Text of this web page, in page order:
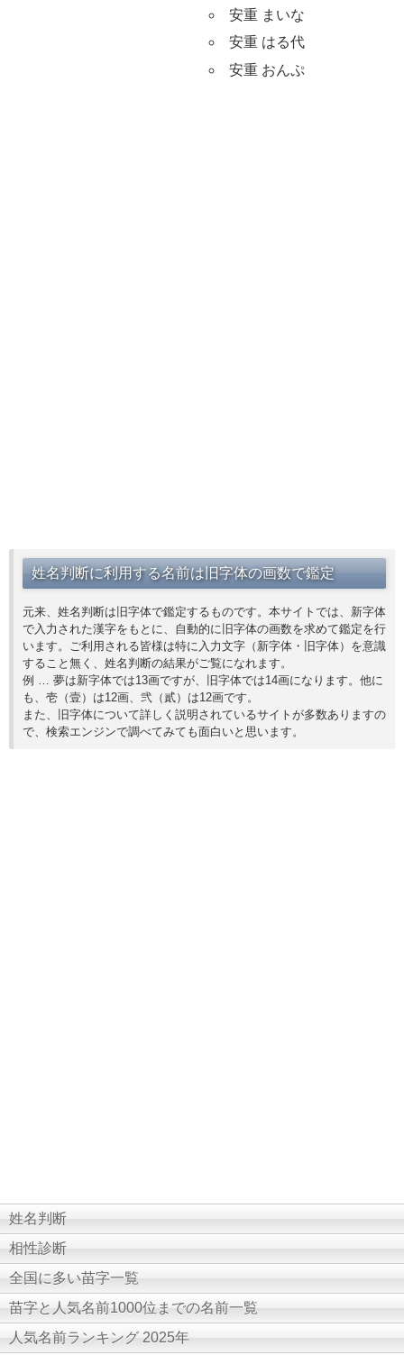
安重 まいな
安重 はる代
安重 おんぷ
姓名判断に利用する名前は旧字体の画数で鑑定
元来、姓名判断は旧字体で鑑定するものです。本サイトでは、新字体
で入力された漢字をもとに、自動的に旧字体の画数を求めて鑑定を行
います。ご利用される皆様は特に入力文字（新字体・旧字体）を意識
すること無く、姓名判断の結果がご覧になれます。
例 … 夢は新字体では13画ですが、旧字体では14画になります。他に
も、壱（壹）は12画、弐（貳）は12画です。
また、旧字体について詳しく説明されているサイトが多数ありますの
で、検索エンジンで調べてみても面白いと思います。
姓名判断
相性診断
全国に多い苗字一覧
苗字と人気名前1000位までの名前一覧
人気名前ランキング 2025年